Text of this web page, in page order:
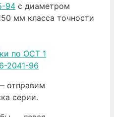
94 с диаметром
мм класса точности
по ОСТ 1
2041-96
отправим
серии.